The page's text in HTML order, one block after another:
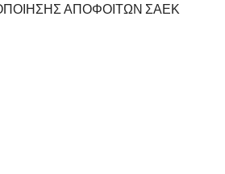
ΑΠΟΦΟΙΤΩΝ ΣΑΕΚ